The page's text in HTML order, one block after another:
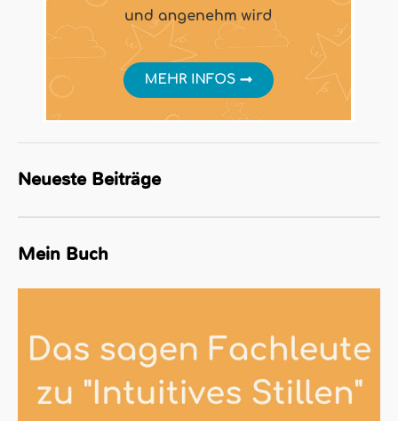
Neueste Beiträge
Mein Buch